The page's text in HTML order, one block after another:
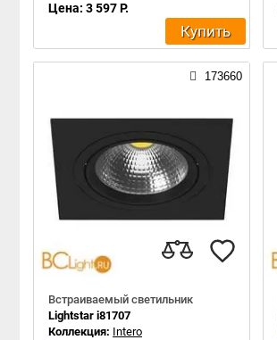
Цена: 3 597 Р.
Купить
173660
Встраиваемый светильник
Lightstar i81707
Коллекция: Intero